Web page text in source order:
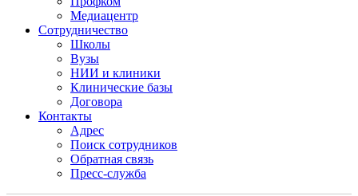
Медиацентр
Сотрудничество
Школы
Вузы
НИИ и клиники
Клинические базы
Договора
Контакты
Адрес
Поиск сотрудников
Обратная связь
Пресс-служба